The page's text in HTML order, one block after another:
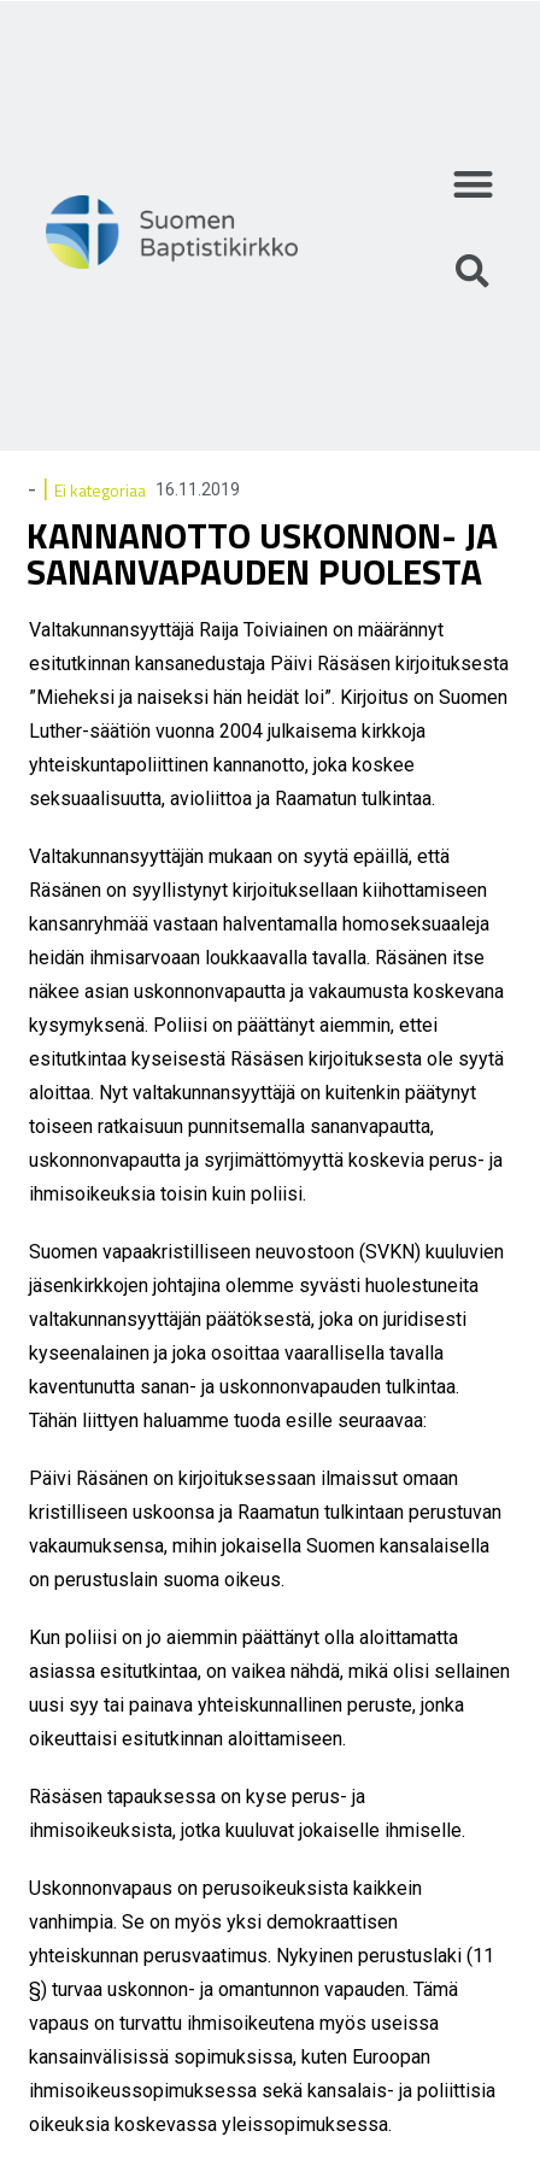
- | Ei kategoriaa 16.11.2019
KANNANOTTO USKONNON- JA
SANANVAPAUDEN PUOLESTA
Valtakunnansyyttäjä Raija Toiviainen on määrännyt
esitutkinnan kansanedustaja Päivi Räsäsen kirjoituksesta
”Mieheksi ja naiseksi hän heidät loi”. Kirjoitus on Suomen
Luther-säätiön vuonna 2004 julkaisema kirkkoja
yhteiskuntapoliittinen kannanotto, joka koskee
seksuaalisuutta, avioliittoa ja Raamatun tulkintaa.
Valtakunnansyyttäjän mukaan on syytä epäillä, että
Räsänen on syyllistynyt kirjoituksellaan kiihottamiseen
kansanryhmää vastaan halventamalla homoseksuaaleja
heidän ihmisarvoaan loukkaavalla tavalla. Räsänen itse
näkee asian uskonnonvapautta ja vakaumusta koskevana
kysymyksenä. Poliisi on päättänyt aiemmin, ettei
esitutkintaa kyseisestä Räsäsen kirjoituksesta ole syytä
aloittaa. Nyt valtakunnansyyttäjä on kuitenkin päätynyt
toiseen ratkaisuun punnitsemalla sananvapautta,
uskonnonvapautta ja syrjimättömyyttä koskevia perus- ja
ihmisoikeuksia toisin kuin poliisi.
Suomen vapaakristilliseen neuvostoon (SVKN) kuuluvien
jäsenkirkkojen johtajina olemme syvästi huolestuneita
valtakunnansyyttäjän päätöksestä, joka on juridisesti
kyseenalainen ja joka osoittaa vaarallisella tavalla
kaventunutta sanan- ja uskonnonvapauden tulkintaa.
Tähän liittyen haluamme tuoda esille seuraavaa:
Päivi Räsänen on kirjoituksessaan ilmaissut omaan
kristilliseen uskoonsa ja Raamatun tulkintaan perustuvan
vakaumuksensa, mihin jokaisella Suomen kansalaisella
on perustuslain suoma oikeus.
Kun poliisi on jo aiemmin päättänyt olla aloittamatta
asiassa esitutkintaa, on vaikea nähdä, mikä olisi sellainen
uusi syy tai painava yhteiskunnallinen peruste, jonka
oikeuttaisi esitutkinnan aloittamiseen.
Räsäsen tapauksessa on kyse perus- ja
ihmisoikeuksista, jotka kuuluvat jokaiselle ihmiselle.
Uskonnonvapaus on perusoikeuksista kaikkein
vanhimpia. Se on myös yksi demokraattisen
yhteiskunnan perusvaatimus. Nykyinen perustuslaki (11
§) turvaa uskonnon- ja omantunnon vapauden. Tämä
vapaus on turvattu ihmisoikeutena myös useissa
kansainvälisissä sopimuksissa, kuten Euroopan
ihmisoikeussopimuksessa sekä kansalais- ja poliittisia
oikeuksia koskevassa yleissopimuksessa.